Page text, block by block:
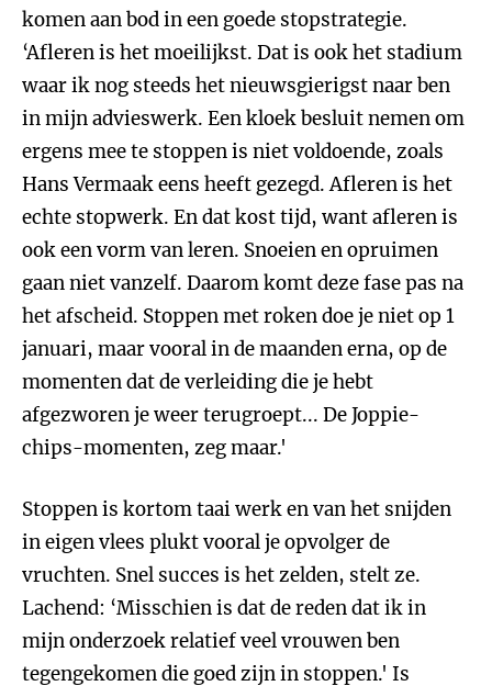
komen aan bod in een goede stopstrategie.
‘Afleren is het moeilijkst. Dat is ook het stadium
waar ik nog steeds het nieuwsgierigst naar ben
in mijn advieswerk. Een kloek besluit nemen om
ergens mee te stoppen is niet voldoende, zoals
Hans Vermaak eens heeft gezegd. Afleren is het
echte stopwerk. En dat kost tijd, want afleren is
ook een vorm van leren. Snoeien en opruimen
gaan niet vanzelf. Daarom komt deze fase pas na
het afscheid. Stoppen met roken doe je niet op 1
januari, maar vooral in de maanden erna, op de
momenten dat de verleiding die je hebt
afgezworen je weer terugroept... De Joppie-
chips-momenten, zeg maar.'
Stoppen is kortom taai werk en van het snijden
in eigen vlees plukt vooral je opvolger de
vruchten. Snel succes is het zelden, stelt ze.
Lachend: ‘Misschien is dat de reden dat ik in
mijn onderzoek relatief veel vrouwen ben
tegengekomen die goed zijn in stoppen.' Is